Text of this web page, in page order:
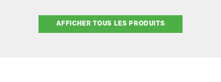
AFFICHER TOUS LES PRODUITS